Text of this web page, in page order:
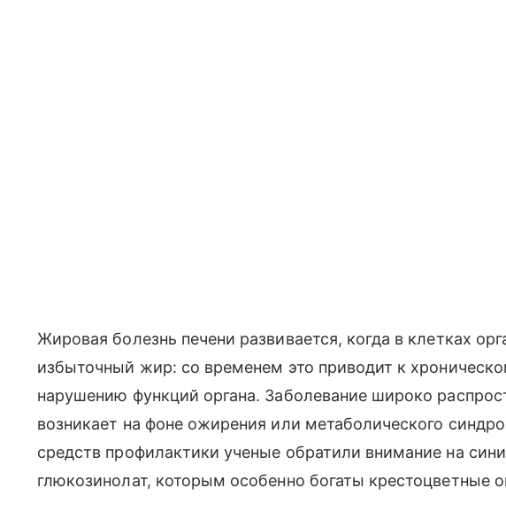
Жировая болезнь печени развивается, когда в клетках
избыточный жир: со временем это приводит к
нарушению функций органа. Заболевание широко
возникает на фоне ожирения или метаболического
средств профилактики ученые обратили внимание на
глюкозинолат, которым особенно богаты крестоцветные